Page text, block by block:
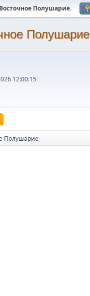
Восточное Полушарие.
Полушарие
12:00:15
Полушарие